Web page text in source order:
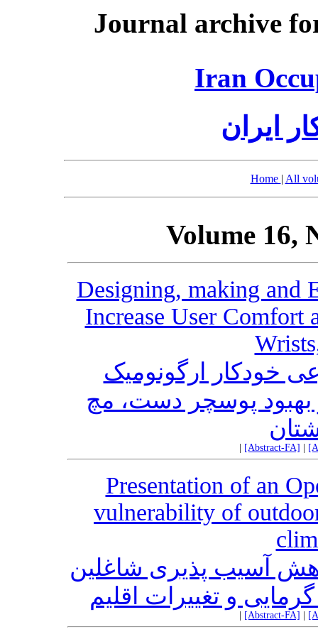
Journal archive
Iran
ایران
Home | All
Volume 16,
Designing, making and
Increase User Comfort
خودکار ارگونومیک
بهبود پوسچر دست،‌ مچ
[Abstract-FA]
Presentation of an
vulnerability of
آسیب پذیری شاغلین
و تغییرات اقلیم
[Abstract-FA]